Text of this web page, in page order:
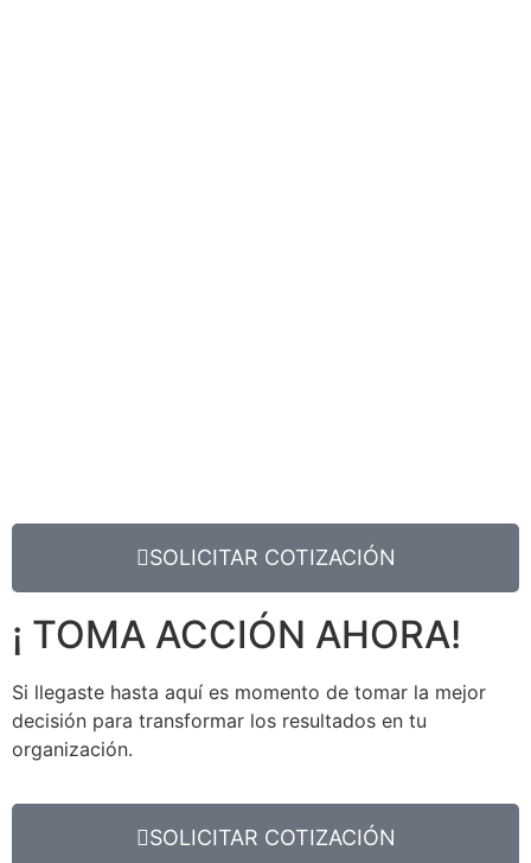
SOLICITAR COTIZACIÓN
¡ TOMA ACCIÓN AHORA!
Si llegaste hasta aquí es momento de tomar la mejor
decisión para transformar los resultados en tu
organización.
SOLICITAR COTIZACIÓN